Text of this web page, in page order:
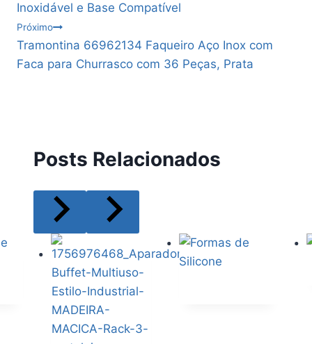
Post
Inoxidável e Base Compatível
Próximo
Tramontina 66962134 Faqueiro Aço Inox com
Faca para Churrasco com 36 Peças, Prata
Posts Relacionados